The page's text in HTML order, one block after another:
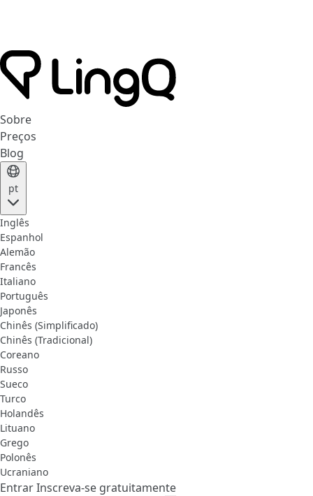
Sobre
Preços
Blog
pt
Inglês
Espanhol
Alemão
Francês
Italiano
Português
Japonês
Chinês (Simplificado)
Chinês (Tradicional)
Coreano
Russo
Sueco
Turco
Holandês
Lituano
Grego
Polonês
Ucraniano
EntrarInscreva-se gratuitamente